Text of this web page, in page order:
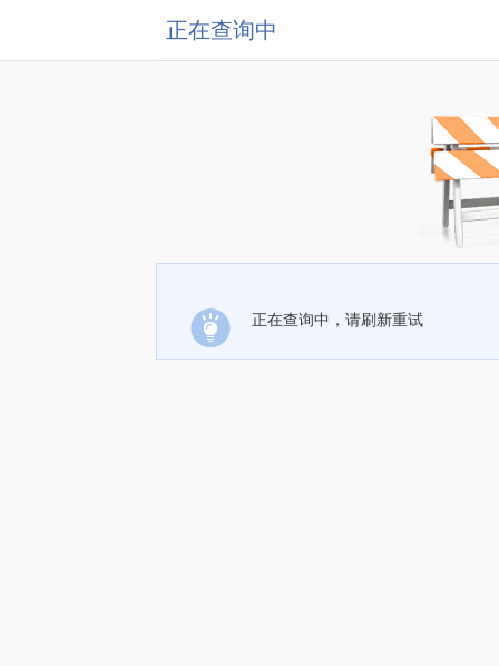
正在查询中
正在查询中，请刷新重试